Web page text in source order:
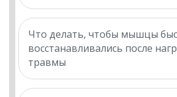
Что делать, чтобы мышцы
восстанавливались после
травмы